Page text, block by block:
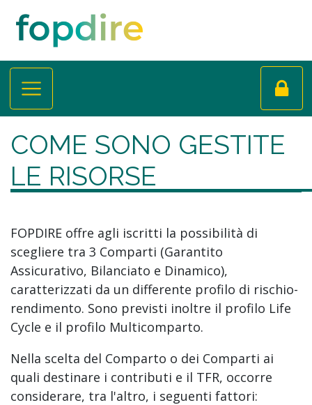
COME SONO GESTITE
LE RISORSE
FOPDIRE offre agli iscritti la possibilità di
scegliere tra 3 Comparti (Garantito
Assicurativo, Bilanciato e Dinamico),
caratterizzati da un differente profilo di rischio-
rendimento. Sono previsti inoltre il profilo Life
Cycle e il profilo Multicomparto.
Nella scelta del Comparto o dei Comparti ai
quali destinare i contributi e il TFR, occorre
considerare, tra l'altro, i seguenti fattori: